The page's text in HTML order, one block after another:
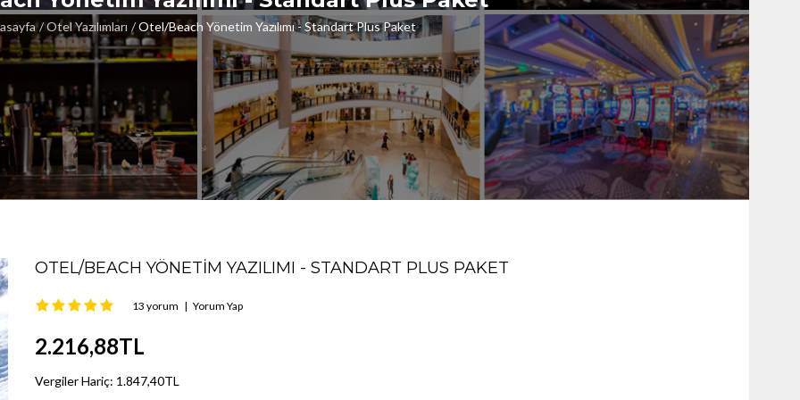
Otel Yazılımları Otel/Beach Yönetim Yazılımı - Standart Plus Paket
OTEL/BEACH YÖNETIM YAZILIMI - STANDART PLUS PAKET
13 yorum | Yorum Yap
2.216,88TL
Vergiler Hariç: 1.847,40TL